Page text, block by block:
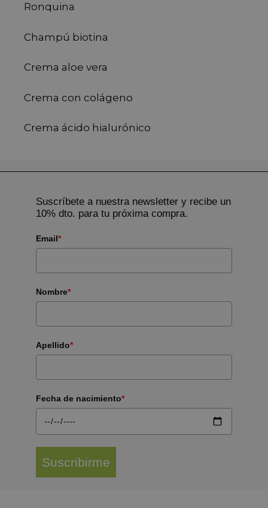
Ronquina
Champú biotina
Crema aloe vera
Crema con colágeno
Crema ácido hialurónico
Suscríbete a nuestra newsletter y recibe un
10% dto. para tu próxima compra.
Email*
Nombre*
Apellido*
Fecha de nacimiento*
Suscribirme